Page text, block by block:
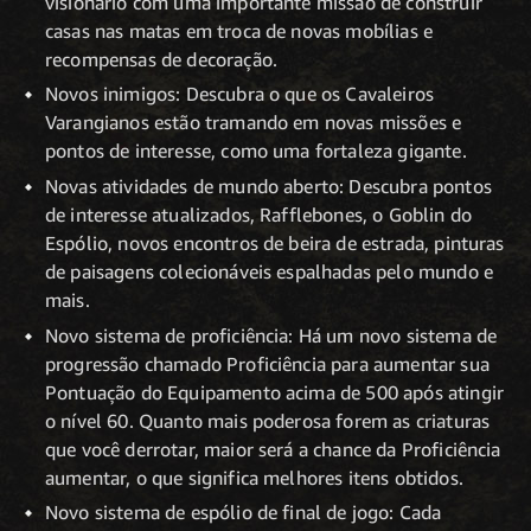
casas nas matas em troca de novas mobílias e
recompensas de decoração.
Novos inimigos: Descubra o que os Cavaleiros
Varangianos estão tramando em novas missões e
pontos de interesse, como uma fortaleza gigante.
Novas atividades de mundo aberto: Descubra pontos
de interesse atualizados, Rafflebones, o Goblin do
Espólio, novos encontros de beira de estrada, pinturas
de paisagens colecionáveis espalhadas pelo mundo e
mais.
Novo sistema de proficiência: Há um novo sistema de
progressão chamado Proficiência para aumentar sua
Pontuação do Equipamento acima de 500 após atingir
o nível 60. Quanto mais poderosa forem as criaturas
que você derrotar, maior será a chance da Proficiência
aumentar, o que significa melhores itens obtidos.
Novo sistema de espólio de final de jogo: Cada